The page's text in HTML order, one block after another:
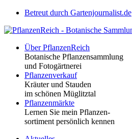
Betreut durch Gartenjournalist.de
Über PflanzenReich
Botanische Pflanzensammlung
und Fotogärtnerei
Pflanzenverkauf
Kräuter und Stauden
im schönen Müglitztal
Pflanzenmärkte
Lernen Sie mein Pflanzen-
sortiment persönlich kennen